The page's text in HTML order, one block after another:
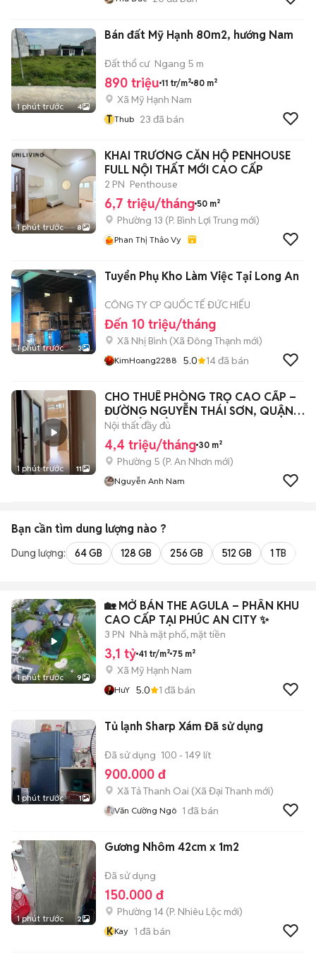
1 phút trước 4
Bán đất Mỹ Hạnh 80m2, hướng Nam
Đất thổ cư Ngang 5 m
890 triệu 11 tr/m² 80 m²
Xã Mỹ Hạnh Nam
T Thub 23 đã bán
1 phút trước 8
KHAI TRƯƠNG CĂN HỘ PENHOUSE
FULL NỘI THẤT MỚI CAO CẤP
2 PN Penthouse
6,7 triệu/tháng 50 m²
Phường 13 (P. Bình Lợi Trung mới)
Phan Thị Thảo Vy
1 phút trước 3
Tuyển Phụ Kho Làm Việc Tại Long An
CÔNG TY CP QUỐC TẾ ĐỨC HIẾU
Đến 10 triệu/tháng
Xã Nhị Bình (Xã Đông Thạnh mới)
KimHoang2288 5.0 14đã bán
1 phút trước 11
CHO THUÊ PHÒNG TRỌ CAO CẤP –
ĐƯỜNG NGUYỄN THÁI SƠN, QUẬN
GÒ VẤP (GẦN V
Nội thất đầy đủ
4,4 triệu/tháng 30 m²
Phường 5 (P. An Nhơn mới)
Nguyễn Anh Nam
Bạn cần tìm dung lượng nào ?
Dung lượng: 64 GB 128 GB 256 GB 512 GB 1 TB
1 phút trước 9
🏡 MỞ BÁN THE AGULA – PHÂN KHU
CAO CẤP TẠI PHÚC AN CITY ✨
3 PN Nhà mặt phố, mặt tiền
3,1 tỷ 41 tr/m² 75 m²
Xã Mỹ Hạnh Nam
HuY 5.0 1 đã bán
1 phút trước 1
Tủ lạnh Sharp Xám Đã sử dụng
Đã sử dụng 100 - 149 lít
900.000 đ
Xã Tả Thanh Oai (Xã Đại Thanh mới)
Văn Cường Ngô 1 đã bán
1 phút trước 2
Gương Nhôm 42cm x 1m2
Đã sử dụng
150.000 đ
Phường 14 (P. Nhiêu Lộc mới)
KKay 1 đã bán